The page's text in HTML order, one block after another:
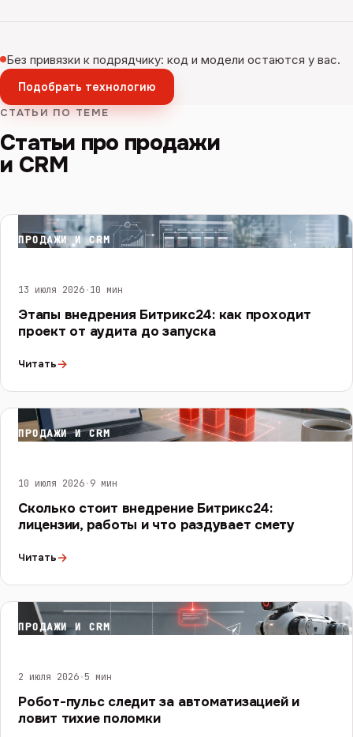
Без привязки к подрядчику: код и модели остаются у вас.
Подобрать технологию
СТАТЬИ ПО ТЕМЕ
Статьи про продажи
и CRM
ПРОДАЖИ И CRM
13 июля 2026·10 мин
Этапы внедрения Битрикс24: как проходит
проект от аудита до запуска
Читать→
ПРОДАЖИ И CRM
10 июля 2026·9 мин
Сколько стоит внедрение Битрикс24:
лицензии, работы и что раздувает смету
Читать→
ПРОДАЖИ И CRM
2 июля 2026·5 мин
Робот-пульс следит за автоматизацией и
ловит тихие поломки